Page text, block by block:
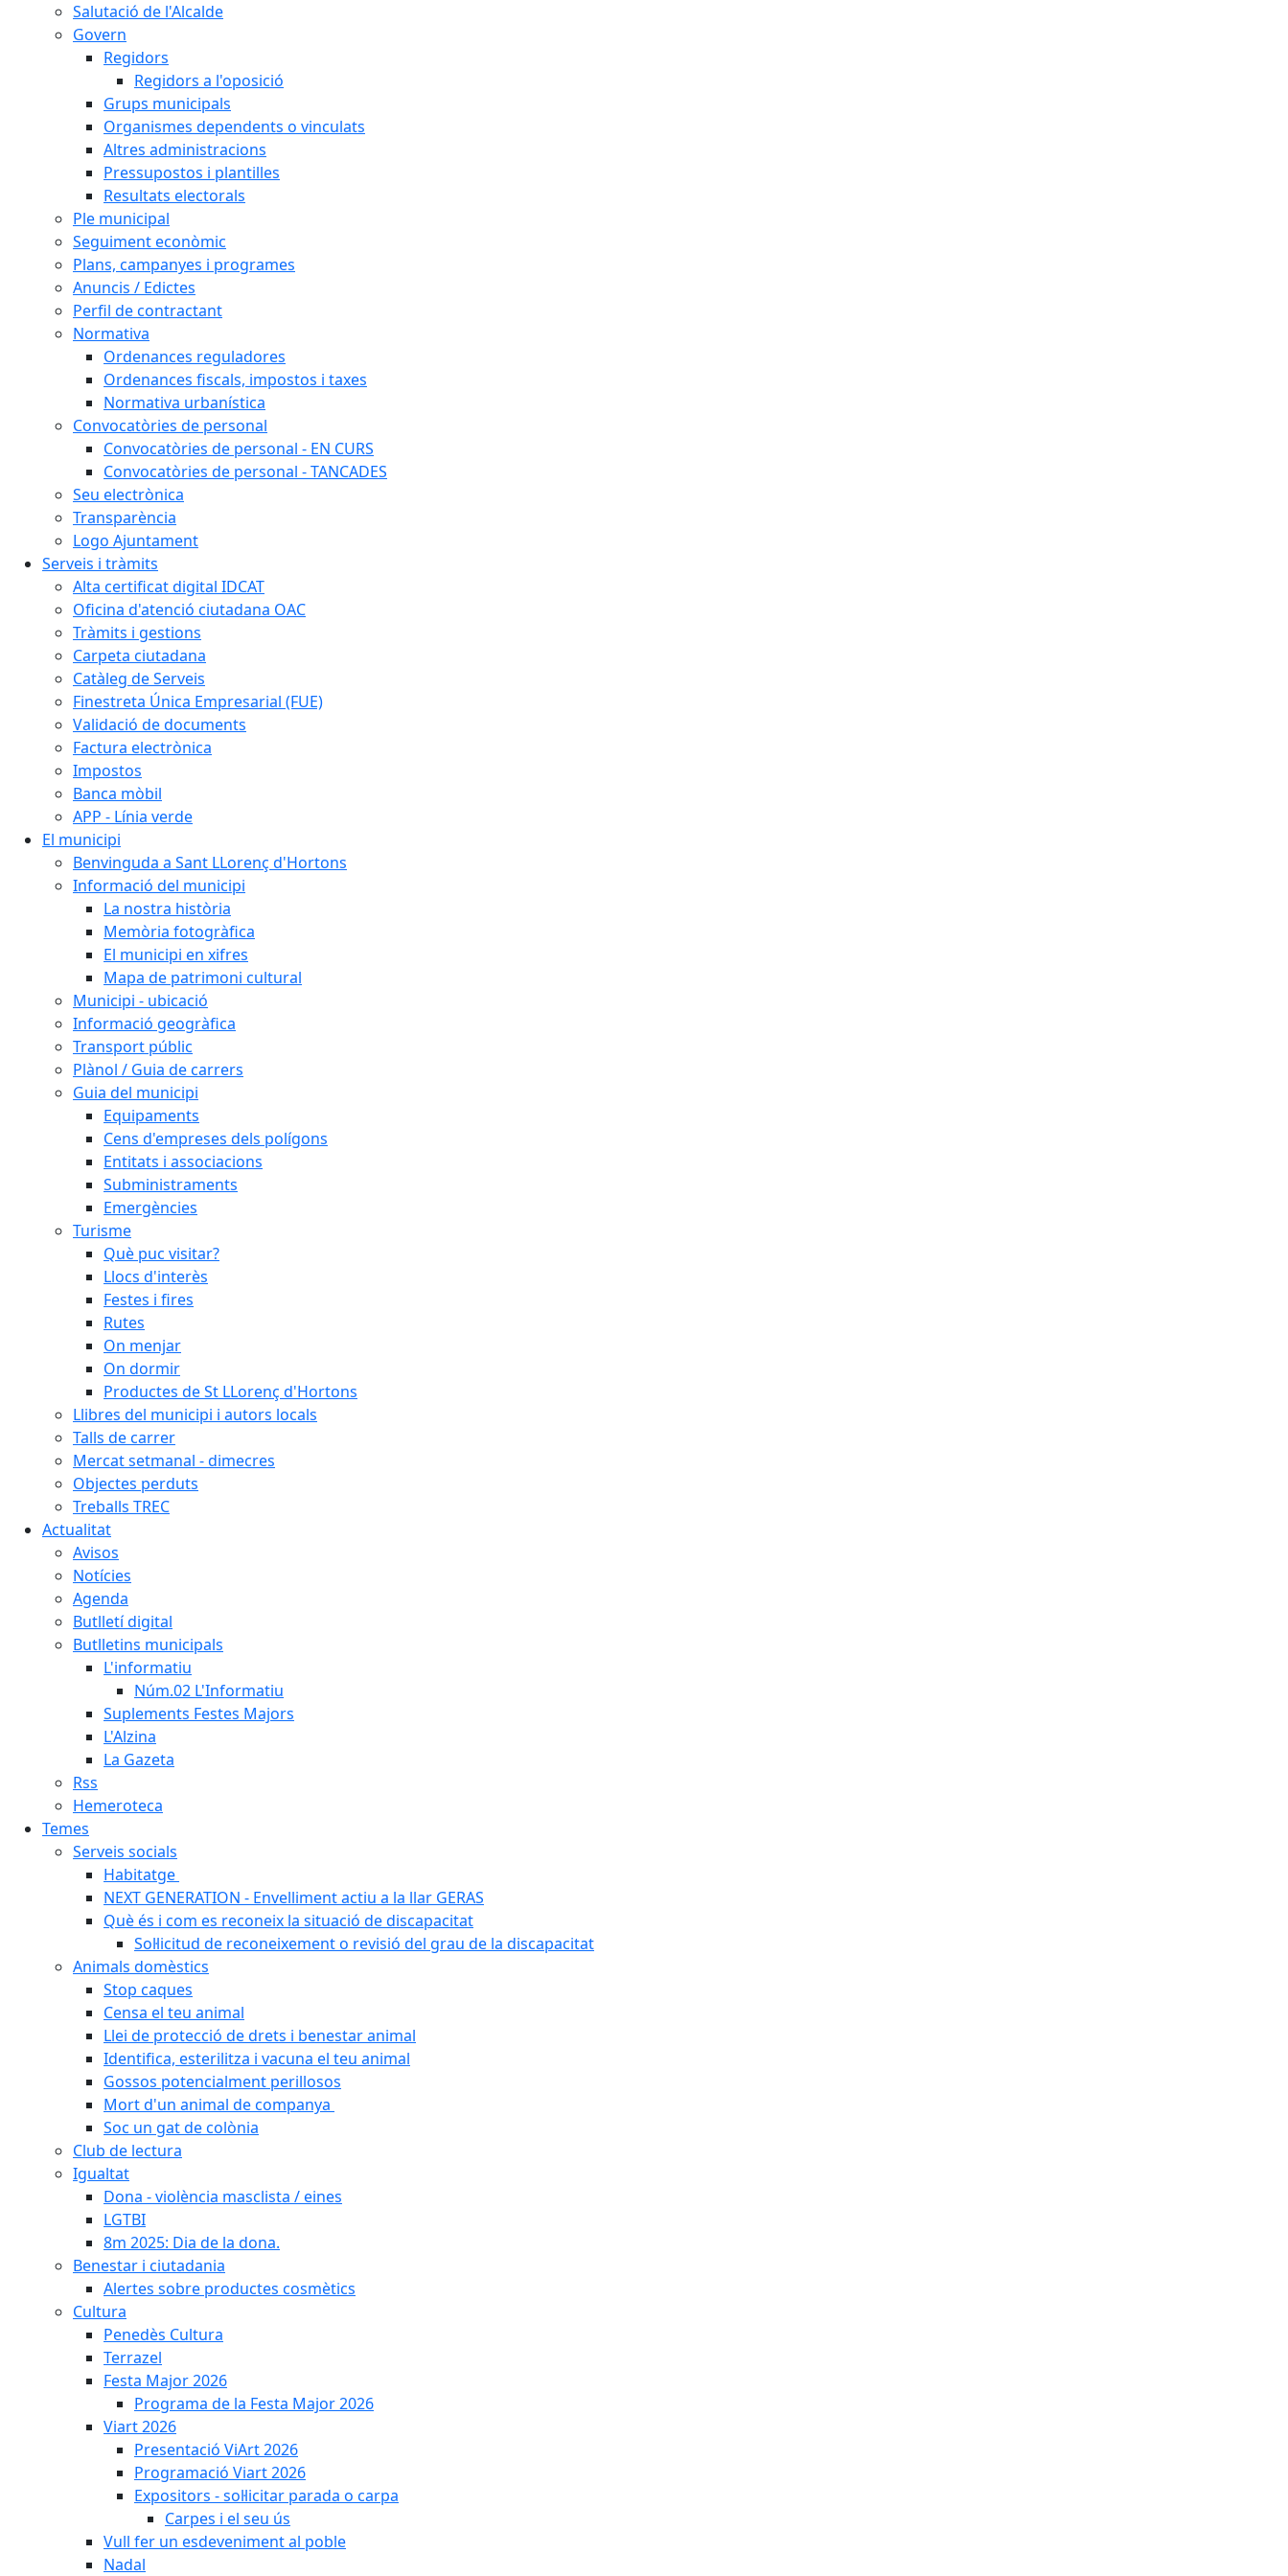
Salutació de l'Alcalde
Govern
Regidors
Regidors a l'oposició
Grups municipals
Organismes dependents o vinculats
Altres administracions
Pressupostos i plantilles
Resultats electorals
Ple municipal
Seguiment econòmic
Plans, campanyes i programes
Anuncis / Edictes
Perfil de contractant
Normativa
Ordenances reguladores
Ordenances fiscals, impostos i taxes
Normativa urbanística
Convocatòries de personal
Convocatòries de personal - EN CURS
Convocatòries de personal - TANCADES
Seu electrònica
Transparència
Logo Ajuntament
Serveis i tràmits
Alta certificat digital IDCAT
Oficina d'atenció ciutadana OAC
Tràmits i gestions
Carpeta ciutadana
Catàleg de Serveis
Finestreta Única Empresarial (FUE)
Validació de documents
Factura electrònica
Impostos
Banca mòbil
APP - Línia verde
El municipi
Benvinguda a Sant LLorenç d'Hortons
Informació del municipi
La nostra història
Memòria fotogràfica
El municipi en xifres
Mapa de patrimoni cultural
Municipi - ubicació
Informació geogràfica
Transport públic
Plànol / Guia de carrers
Guia del municipi
Equipaments
Cens d'empreses dels polígons
Entitats i associacions
Subministraments
Emergències
Turisme
Què puc visitar?
Llocs d'interès
Festes i fires
Rutes
On menjar
On dormir
Productes de St LLorenç d'Hortons
Llibres del municipi i autors locals
Talls de carrer
Mercat setmanal - dimecres
Objectes perduts
Treballs TREC
Actualitat
Avisos
Notícies
Agenda
Butlletí digital
Butlletins municipals
L'informatiu
Núm.02 L'Informatiu
Suplements Festes Majors
L'Alzina
La Gazeta
Rss
Hemeroteca
Temes
Serveis socials
Habitatge
NEXT GENERATION - Envelliment actiu a la llar GERAS
Què és i com es reconeix la situació de discapacitat
Sol·licitud de reconeixement o revisió del grau de la discapacitat
Animals domèstics
Stop caques
Censa el teu animal
Llei de protecció de drets i benestar animal
Identifica, esterilitza i vacuna el teu animal
Gossos potencialment perillosos
Mort d'un animal de companya
Soc un gat de colònia
Club de lectura
Igualtat
Dona - violència masclista / eines
LGTBI
8m 2025: Dia de la dona.
Benestar i ciutadania
Alertes sobre productes cosmètics
Cultura
Penedès Cultura
Terrazel
Festa Major 2026
Programa de la Festa Major 2026
Viart 2026
Presentació ViArt 2026
Programació Viart 2026
Expositors - sol·licitar parada o carpa
Carpes i el seu ús
Vull fer un esdeveniment al poble
Nadal